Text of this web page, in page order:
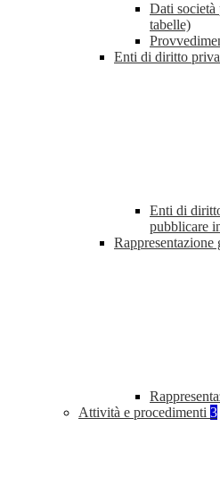
Dati società
tabelle)
Enti di diritto
Enti di
pubblicare
Rappresentazione
Attività e procedimenti 3